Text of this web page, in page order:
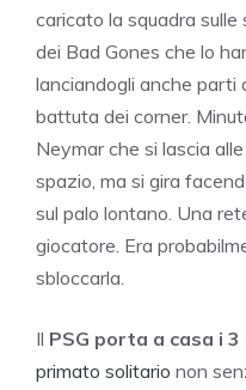
caricato la squadra sulle
dei Bad Gones che lo
lanciandogli anche parti
battuta dei corner.
Neymar che si lascia
spazio, ma si gira
sul palo lontano. Una
giocatore. Era
sbloccarla.
Il PSG porta a casa i 3
primato solitario non